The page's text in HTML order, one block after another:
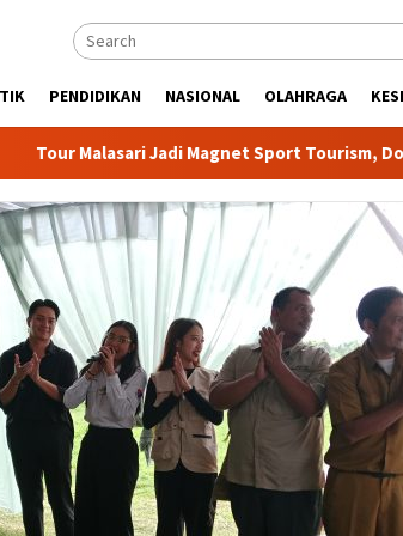
PENDIDIKAN NASIONAL OLAHRAGA
Jadi Magnet Sport Tourism, Dongkrak